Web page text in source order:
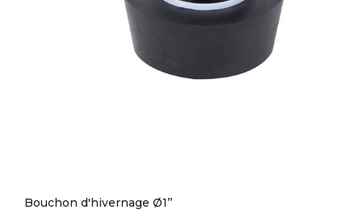
Bouchon d'hivernage Ø1’’